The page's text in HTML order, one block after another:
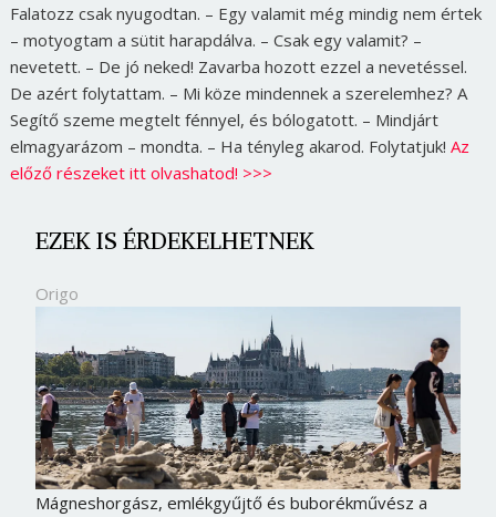
Falatozz csak nyugodtan. – Egy valamit még mindig nem értek
– motyogtam a sütit harapdálva. – Csak egy valamit? –
nevetett. – De jó neked! Zavarba hozott ezzel a nevetéssel.
De azért folytattam. – Mi köze mindennek a szerelemhez? A
Segítő szeme megtelt fénnyel, és bólogatott. – Mindjárt
elmagyarázom – mondta. – Ha tényleg akarod. Folytatjuk! Az
előző részeket itt olvashatod! >>>
EZEK IS ÉRDEKELHETNEK
Origo
Mágneshorgász, emlékgyűjtő és buborékművész a